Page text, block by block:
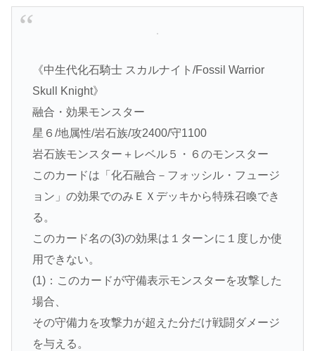
《中生代化石騎士 スカルナイト/Fossil Warrior
Skull Knight》
融合・効果モンスター
星６/地属性/岩石族/攻2400/守1100
岩石族モンスター＋レベル５・６のモンスター
このカードは「化石融合－フォッシル・フュージ
ョン」の効果でのみＥＸデッキから特殊召喚でき
る。
このカード名の(3)の効果は１ターンに１度しか使
用できない。
(1)：このカードが守備表示モンスターを攻撃した
場合、
その守備力を攻撃力が超えた分だけ戦闘ダメージ
を与える。